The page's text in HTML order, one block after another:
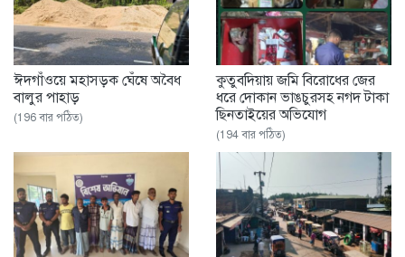
ঈদগাঁওয়ে মহাসড়ক ঘেঁষে অবৈধ
বালুর পাহাড়
(196 বার পঠিত)
‎কুতুবদিয়ায় জমি বিরোধের জের
ধরে দোকান ভাঙচুরসহ নগদ টাকা
ছিনতাইয়ের অভিযোগ
(194 বার পঠিত)